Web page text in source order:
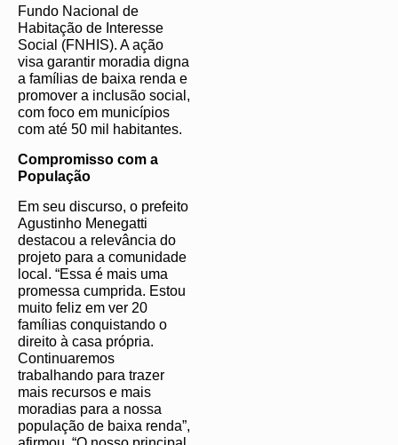
Fundo Nacional de
Habitação de Interesse
Social (FNHIS). A ação
visa garantir moradia digna
a famílias de baixa renda e
promover a inclusão social,
com foco em municípios
com até 50 mil habitantes.
Compromisso com a
População
Em seu discurso, o prefeito
Agustinho Menegatti
destacou a relevância do
projeto para a comunidade
local. “Essa é mais uma
promessa cumprida. Estou
muito feliz em ver 20
famílias conquistando o
direito à casa própria.
Continuaremos
trabalhando para trazer
mais recursos e mais
moradias para a nossa
população de baixa renda”,